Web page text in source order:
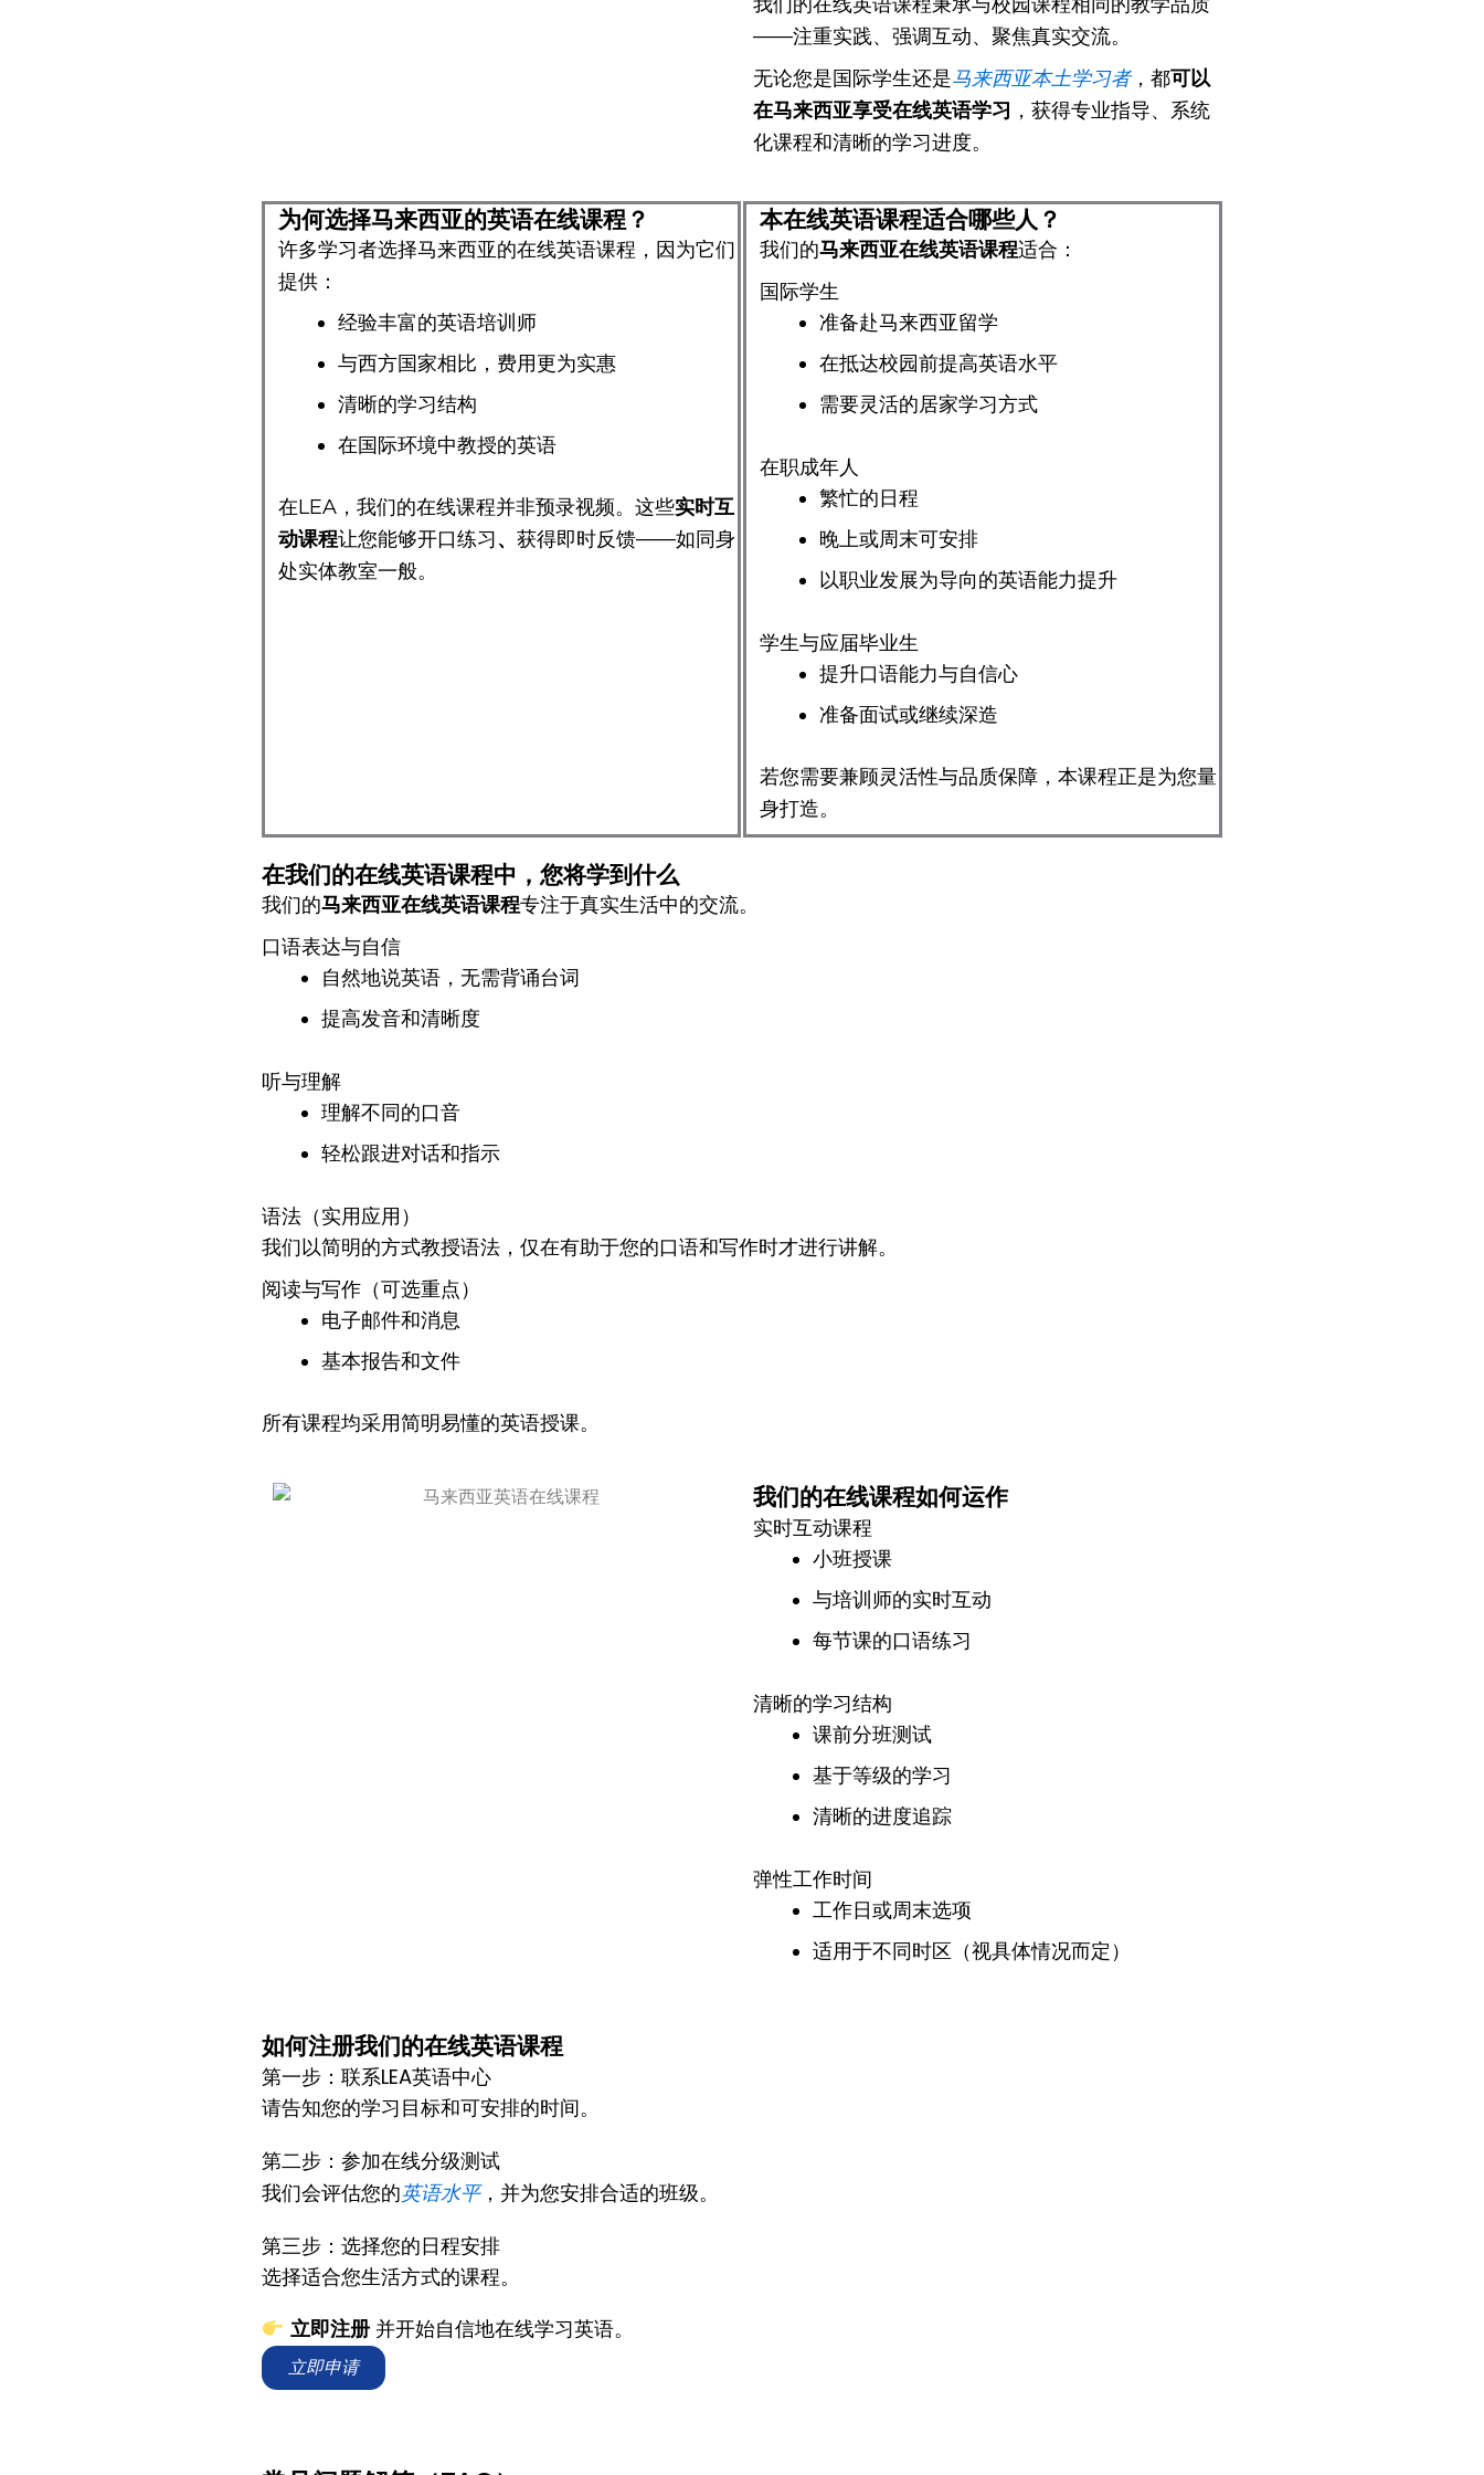
——注重实践、强调互动、聚焦真实交流。
无论您是国际学生还是马来西亚本土学习者，都可以
在马来西亚享受在线英语学习 ，获得专业指导、系统
化课程和清晰的学习进度。
为何选择马来西亚的英语在线课程？
许多学习者选择马来西亚的在线英语课程，因为它们
提供：
经验丰富的英语培训师
与西方国家相比，费用更为实惠
清晰的学习结构
在国际环境中教授的英语
在LEA，我们的在线课程并非预录视频。这些实时互
动课程让您能够开口练习、 获得即时反馈——如同身
处实体教室一般。
本在线英语课程适合哪些人？
我们的马来西亚在线英语课程适合：
国际学生
准备赴马来西亚留学
在抵达校园前提高英语水平
需要灵活的居家学习方式
在职成年人
繁忙的日程
晚上或周末可安排
以职业发展为导向的英语能力提升
学生与应届毕业生
提升口语能力与自信心
准备面试或继续深造
若您需要兼顾灵活性与品质保障，本课程正是为您量
身打造。
在我们的在线英语课程中，您将学到什么
我们的马来西亚在线英语课程专注于真实生活中的交流。
口语表达与自信
自然地说英语，无需背诵台词
提高发音和清晰度
听与理解
理解不同的口音
轻松跟进对话和指示
语法（实用应用）
我们以简明的方式教授语法，仅在有助于您的口语和写作时才进行讲解。
阅读与写作（可选重点）
电子邮件和消息
基本报告和文件
所有课程均采用简明易懂的英语授课。
我们的在线课程如何运作
实时互动课程
小班授课
与培训师的实时互动
每节课的口语练习
清晰的学习结构
课前分班测试
基于等级的学习
清晰的进度追踪
弹性工作时间
工作日或周末选项
适用于不同时区（视具体情况而定）
如何注册我们的在线英语课程
第一步：联系LEA英语中心
请告知您的学习目标和可安排的时间。
第二步：参加在线分级测试
我们会评估您的英语水平，并为您安排合适的班级。
第三步：选择您的日程安排
选择适合您生活方式的课程。
立即注册并开始自信地在线学习英语。
立即申请